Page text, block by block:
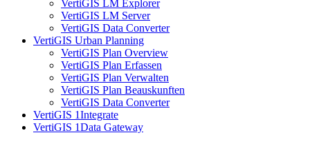
VertiGIS LM Explorer
VertiGIS LM Server
VertiGIS Data Converter
VertiGIS Urban Planning
VertiGIS Plan Overview
VertiGIS Plan Erfassen
VertiGIS Plan Verwalten
VertiGIS Plan Beauskunften
VertiGIS Data Converter
VertiGIS 1Integrate
VertiGIS 1Data Gateway